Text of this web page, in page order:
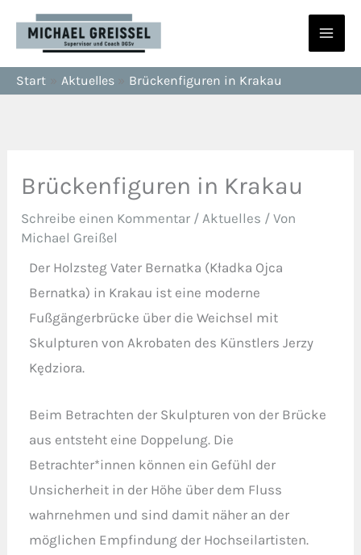
Inhalt
Start Aktuelles Brückenfiguren in Krakau
Brückenfiguren in Krakau
Schreibe einen Kommentar / Aktuelles / Von
Michael Greißel
Der Holzsteg Vater Bernatka (Kładka Ojca
Bernatka) in Krakau ist eine moderne
Fußgängerbrücke über die Weichsel mit
Skulpturen von Akrobaten des Künstlers Jerzy
Kędziora.
Beim Betrachten der Skulpturen von der Brücke
aus entsteht eine Doppelung. Die
Betrachter*innen können ein Gefühl der
Unsicherheit in der Höhe über dem Fluss
wahrnehmen und sind damit näher an der
möglichen Empfindung der Hochseilartisten.